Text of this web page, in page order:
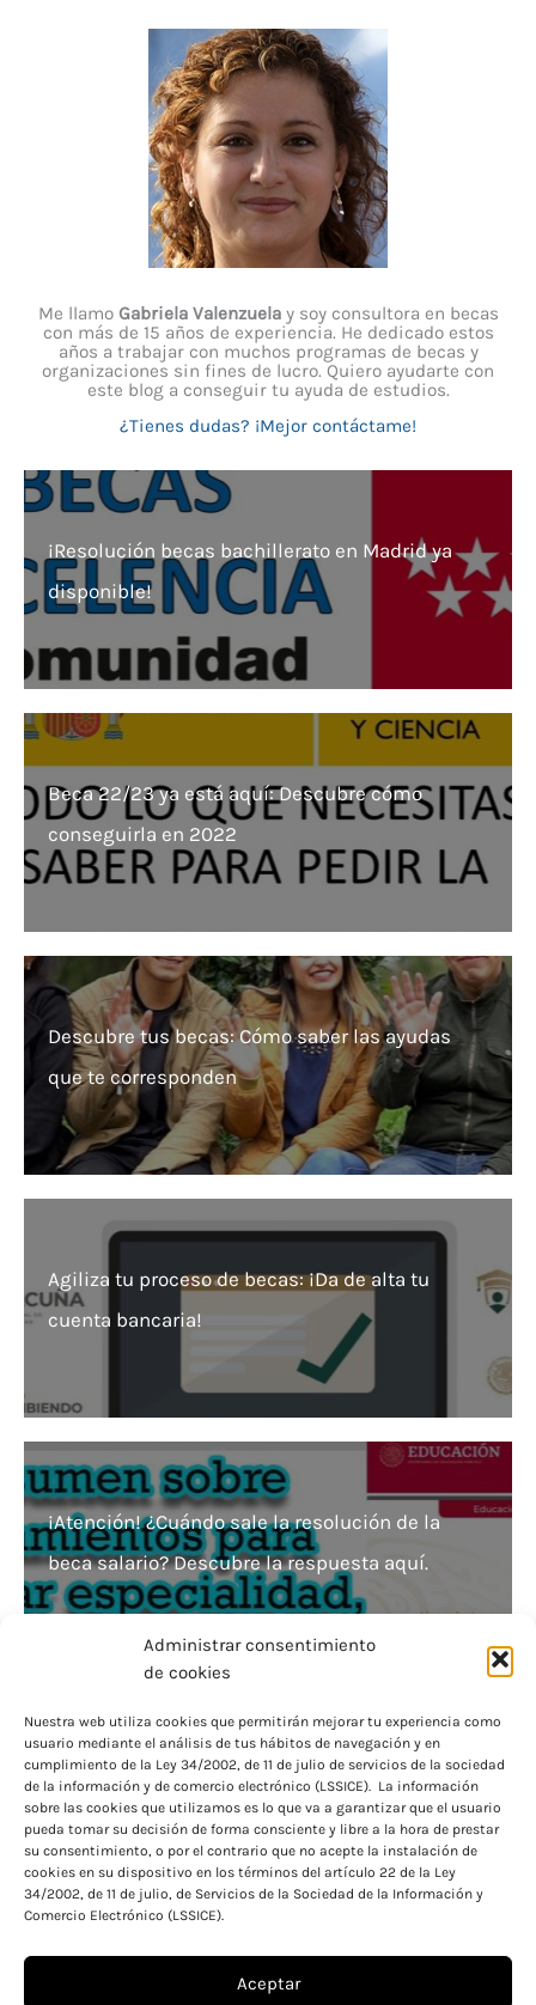
Administrar consentimiento
de cookies
Nuestra web utiliza cookies que permitirán mejorar tu experiencia como
usuario mediante el análisis de tus hábitos de navegación y en
cumplimiento de la Ley 34/2002, de 11 de julio de servicios de la sociedad
de la información y de comercio electrónico (LSSICE). La información
sobre las cookies que utilizamos es lo que va a garantizar que el usuario
pueda tomar su decisión de forma consciente y libre a la hora de prestar
su consentimiento, o por el contrario que no acepte la instalación de
cookies en su dispositivo en los términos del artículo 22 de la Ley
34/2002, de 11 de julio, de Servicios de la Sociedad de la Información y
Comercio Electrónico (LSSICE).
Aceptar
Me llamo Gabriela Valenzuelay soy consultora en becas
con más de 15 años de experiencia. He dedicado estos
años a trabajar con muchos programas de becas y
organizaciones sin fines de lucro. Quiero ayudarte con
este blog a conseguir tu ayuda de estudios.
¿Tienes dudas? ¡Mejor contáctame!
¡Resolución becas bachillerato en Madrid ya
disponible!
Beca 22/23 ya está aquí: Descubre cómo
conseguirla en 2022
Descubre tus becas: Cómo saber las ayudas
que te corresponden
Agiliza tu proceso de becas: ¡Da de alta tu
cuenta bancaria!
¡Atención! ¿Cuándo sale la resolución de la
beca salario? Descubre la respuesta aquí.
¡Ya disponibles! Lista de becas concedidas para
este año